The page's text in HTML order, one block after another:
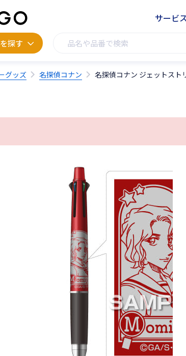
サービ
探す
探す
グッズ 名探偵コナン 名探偵コナン ジェットスト